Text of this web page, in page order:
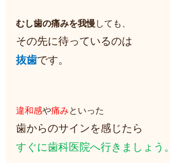
むし歯の痛みを我慢 しても、
その先に待っているのは
抜歯です。
違和感や痛みといった
歯からのサインを感じたら
すぐに歯科医院へ行きましょう。